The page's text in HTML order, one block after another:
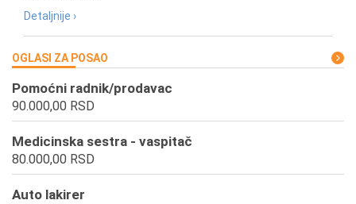
Detaljnije ›
OGLASI ZA POSAO
Pomoćni radnik/prodavac
90.000,00 RSD
Medicinska sestra - vaspitač
80.000,00 RSD
Auto lakirer